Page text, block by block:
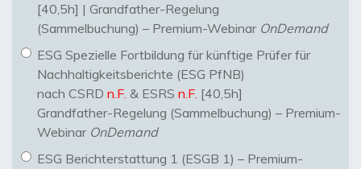
[40,5h] | Grandfather-Regelung
(Sammelbuchung) – Premium-Webinar OnDemand
ESG Spezielle Fortbildung für künftige Prüfer für
Nachhaltigkeitsberichte (ESG PfNB)
nach CSRD n.F. & ESRS n.F. [40,5h]
Grandfather-Regelung (Sammelbuchung) – Premium-
Webinar OnDemand
ESG Berichterstattung 1 (ESGB 1) – Premium-